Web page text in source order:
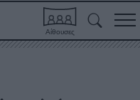
Αίθουσες